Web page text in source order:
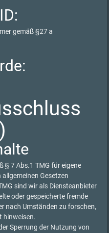
gemäß §27 a
§ 7 Abs.1 TMG für eigene
Gesetzen
sind wir als Diensteanbieter
oder gespeicherte fremde
nach Umständen zu forschen,
hinweisen.
Sperrung der Nutzung von